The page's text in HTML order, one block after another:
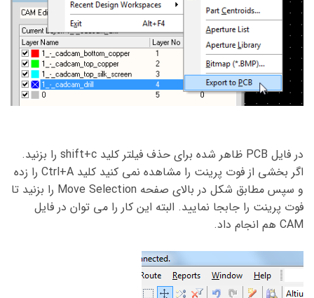
در فایل PCB ظاهر شده برای حذف فیلتر کلید shift+c را بزنید.
اگر بخشی از فوت پرینت را مشاهده نمی کنید کلید Ctrl+A را زده
و سپس مطابق شکل در بالای صفحه Move Selection را بزنید تا
فوت پرینت را جابجا نمایید. البته این کار را می توان در فایل
CAM هم انجام داد.